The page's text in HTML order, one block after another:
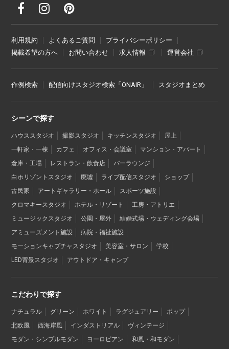
利用規約 よくあるご質問
プライバシーポリシー
掲載希望の方へ
お問い合わせ 求人情報 運営会社
作例検索 配信向けスタジオ検索「ONAIR」 スタジオまとめ
シーンで探す
ハウススタジオ 撮影スタジオ キッチンスタジオ
屋上
一軒家・一棟
カフェ オフィス・会議室
マンション・アパート
倉庫・工場
レストラン・飲食店
バーラウンジ
白ホリゾントスタジオ
廃墟 ライブ配信スタジオ
ショップ
古民家
アートギャラリー・ホール
スポーツ施設
クロマキースタジオ
ホテル・リゾート
工房・アトリエ
ミュージックスタジオ
公園・屋外
結婚式場・ウェディング会場
アミューズメント施設
病院・福祉施設
モーションキャプチャスタジオ
美容室・サロン
学校
LED背景スタジオ
アウトドア・キャンプ
こだわりで探す
ナチュラル グリーン ホワイト ラグジュアリー
ポップ
北欧風
西海岸風 インダストリアル
ヴィンテージ
モダン・シンプルモダン
ヨーロピアン
和風・和モダン